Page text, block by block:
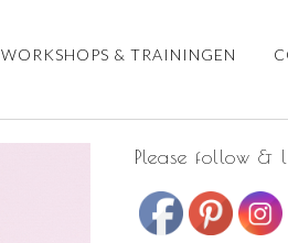
WORKSHOPS & TRAININGEN
Please follow &